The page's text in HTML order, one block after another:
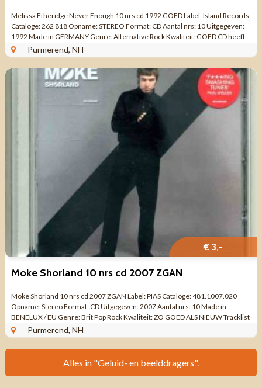
Melissa Etheridge Never Enough 10 nrs cd 1992 GOED Label: Island Records
Cataloge: 262 818 Opname: STEREO Format: CD Aantal nrs: 10 Uitgegeven:
1992 Made in GERMANY Genre: Alternative Rock Kwaliteit: GOED CD heeft
lichte ...Purmerend, NH
€ 3,-
Moke Shorland 10 nrs cd 2007 ZGAN
Moke Shorland 10 nrs cd 2007 ZGAN Label: PIAS Cataloge: 481.1007.020
Opname: Stereo Format: CD Uitgegeven: 2007 Aantal nrs: 10 Made in
BENELUX / EU Genre: Brit Pop Rock Kwaliteit: ZO GOED ALS NIEUW Tracklist
CD 1 This Plan ...
Purmerend, NH
Alles in "Geluid- en beelddragers".